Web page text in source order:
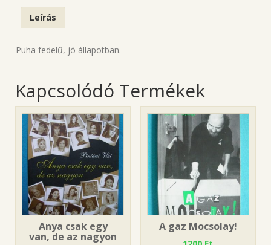
Leírás
Puha fedelű, jó állapotban.
Kapcsolódó Termékek
Anya csak egy
van, de az nagyon
A gaz Mocsolay!